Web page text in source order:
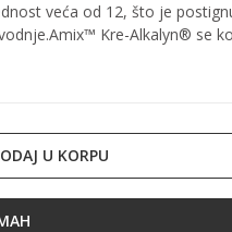
veća od 12, što je
Kre-Alkalyn® se
U KORPU